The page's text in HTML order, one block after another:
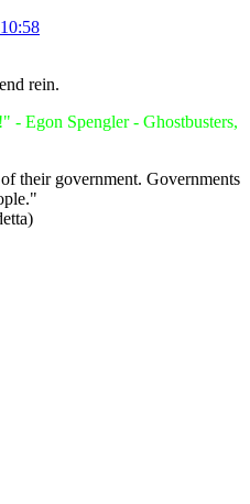
rein.
- Egon Spengler - Ghostbusters,
their government. Governments